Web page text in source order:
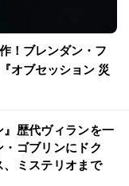
！ブレンダン・フ
オブセッション 災
』歴代ヴィランを一
ゴブリンにドク
、ミステリオまで